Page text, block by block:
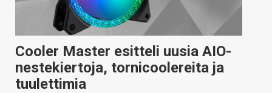
HAKU
Cooler Master esitteli uusia AIO-
nestekiertoja, tornicoolereita ja
tuulettimia